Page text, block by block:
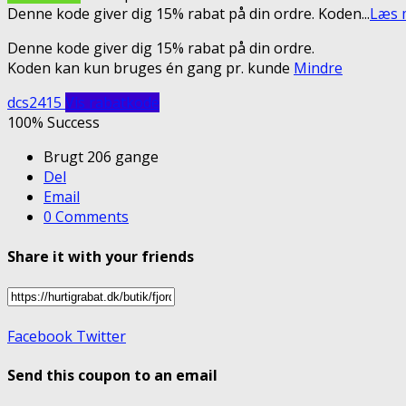
Denne kode giver dig 15% rabat på din ordre. Koden...Læs
Denne kode giver dig 15% rabat på din ordre.
Koden kan kun bruges én gang pr. kunde Mindre
dcs2415 Vis rabatkode
100% Success
Brugt 206 gange
Del
Email
0 Comments
Share it with your friends
Facebook Twitter
Send this coupon to an email